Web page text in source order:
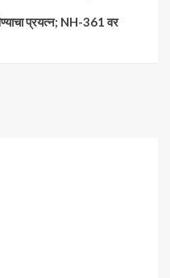
प्रयत्न; NH-361 वर